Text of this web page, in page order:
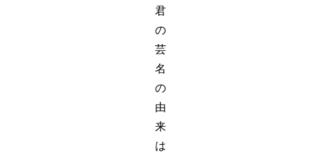
君
の
芸
名
の
由
来
は